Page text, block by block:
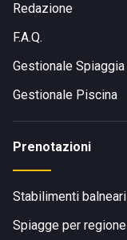
Redazione
F.A.Q.
Gestionale Spiaggia
Gestionale Piscina
Prenotazioni
Stabilimenti balneari
Spiagge per regione